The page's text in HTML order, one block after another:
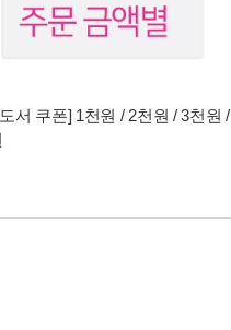
서 쿠폰] 1천원 / 2천원 / 3천원 /